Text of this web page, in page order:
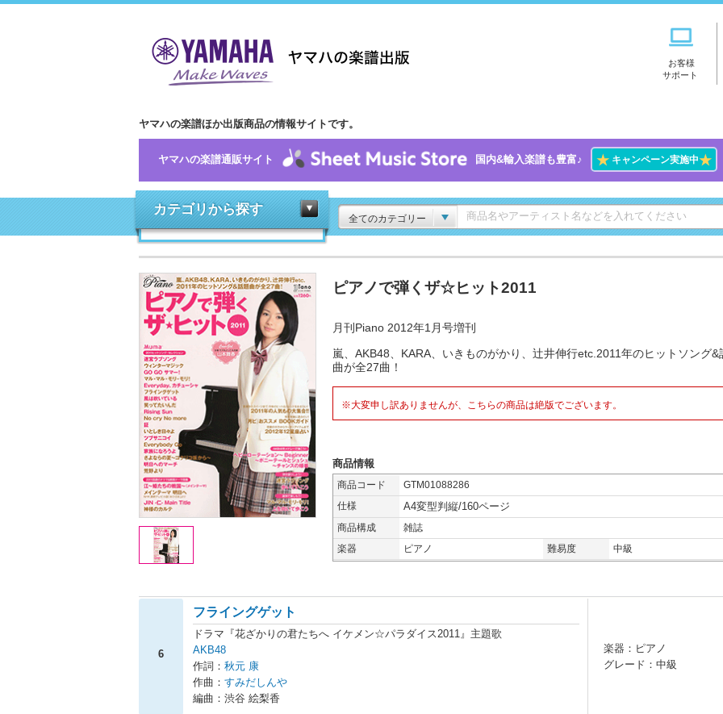
お客様
サポート
ヤマハの楽譜ほか出版商品の情報サイトです。
ヤマハの楽譜通販サイト 国内&輸入楽譜も豊富♪ ★キャンペーン実施中★
カテゴリから探す
全てのカテゴリー
ピアノで弾くザ☆ヒット2011
月刊Piano 2012年1月号増刊
嵐、AKB48、KARA、いきものがかり、辻井伸行etc.2011年のヒットソング&
曲が全27曲！
※大変申し訳ありませんが、こちらの商品は絶版でございます。
商品情報
商品コード
GTM01088286
仕様
A4変型判縦/160ページ
商品構成
雑誌
楽器
ピアノ 難易度 中級
6
フライングゲット
ドラマ『花ざかりの君たちへ イケメン☆パラダイス2011』主題歌
AKB48
作詞： 秋元 康
作曲： すみだしんや
編曲：渋谷 絵梨香
楽器：ピアノ
グレード：中級